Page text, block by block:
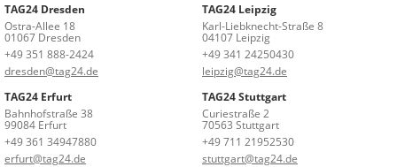
TAG24 Dresden
Ostra-Allee 18
01067 Dresden
+49 351 888-2424
dresden@tag24.de
TAG24 Leipzig
Karl-Liebknecht-Straße 8
04107 Leipzig
+49 341 24250430
leipzig@tag24.de
TAG24 Erfurt
Bahnhofstraße 38
99084 Erfurt
+49 361 34947880
erfurt@tag24.de
TAG24 Stuttgart
Curiestraße 2
70563 Stuttgart
+49 711 21952530
stuttgart@tag24.de